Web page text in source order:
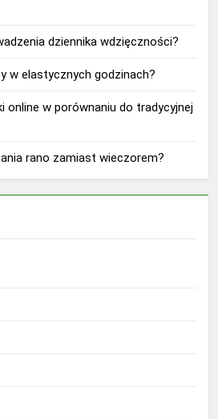
dziennika wdzięczności?
w elastycznych godzinach?
online w porównaniu do tradycyjnej
rano zamiast wieczorem?